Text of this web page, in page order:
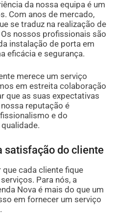
da nossa equipa é um
Com anos de mercado,
se traduz na realização de
nossos profissionais são
instalação de porta em
eficácia e segurança.
merece um serviço
em estreita colaboração
que as suas expectativas
reputação é
e do
satisfação do cliente
cada cliente fique
Para nós, a
Nova é mais do que um
em fornecer um serviço